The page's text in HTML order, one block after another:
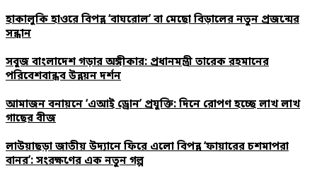
হাকালুকি হাওরে বিপন্ন ‘বাঘরোল’ বা মেছো বিড়ালের নতুন প্রজন্মের
সন্ধান
সবুজ বাংলাদেশ গড়ার অঙ্গীকার: প্রধানমন্ত্রী তারেক রহমানের
পরিবেশবান্ধব উন্নয়ন দর্শন
আমাজন বনায়নে ‘এআই ড্রোন’ প্রযুক্তি: দিনে রোপণ হচ্ছে লাখ লাখ
গাছের বীজ
লাউয়াছড়া জাতীয় উদ্যানে ফিরে এলো বিপন্ন ‘ফায়ারের চশমাপরা
বানর’: সংরক্ষণের এক নতুন গল্প